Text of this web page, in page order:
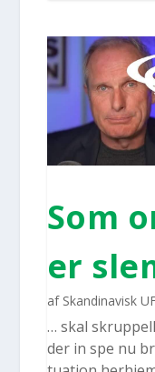
Som
er
af Skandinavisk
… skal
der in spe nu